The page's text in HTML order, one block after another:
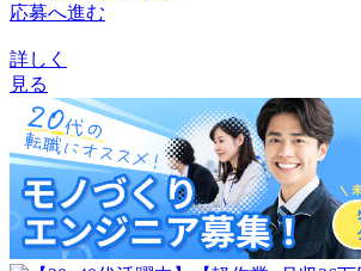
応募へ進む
詳しく
見る